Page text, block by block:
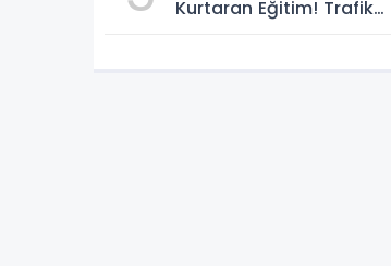
Kurtaran Eğitim! Trafik